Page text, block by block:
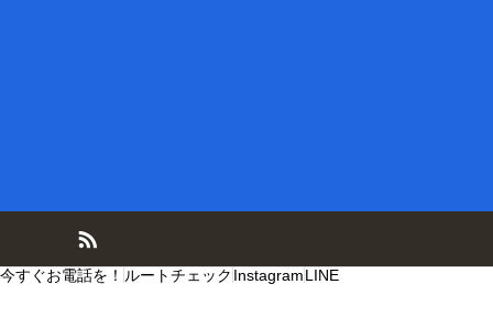
今すぐお電話を！ ルートチェック InstagramLINE